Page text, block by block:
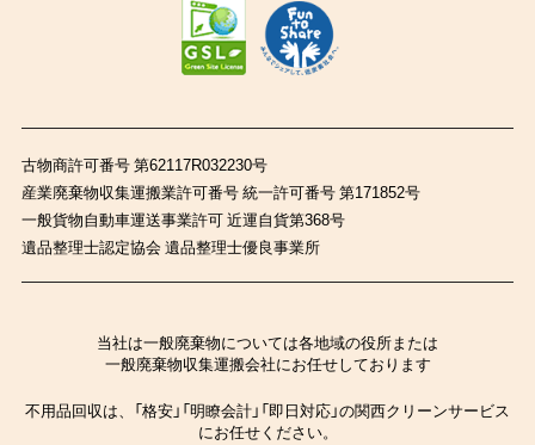
古物商許可番号 第62117R032230号
産業廃棄物収集運搬業許可番号 統一許可番号 第171852号
一般貨物自動車運送事業許可 近運自貨第368号
遺品整理士認定協会 遺品整理士優良事業所
当社は一般廃棄物については各地域の役所または
一般廃棄物収集運搬会社にお任せしております
不用品回収は、「格安」「明瞭会計」「即日対応」の関西クリーンサービス
にお任せください。